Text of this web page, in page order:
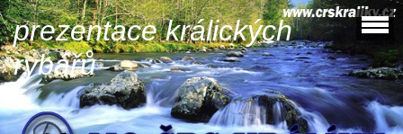
prezentace králických
rybářů